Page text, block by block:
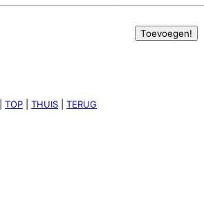
TOP THUIS TERUG